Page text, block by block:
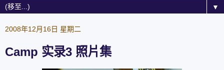
▼
2008年12月16日 星期二
Camp 实录3 照片集